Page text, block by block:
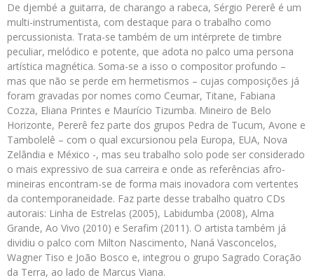
De djembé a guitarra, de charango a rabeca, Sérgio Pererê é um
multi-instrumentista, com destaque para o trabalho como
percussionista. Trata-se também de um intérprete de timbre
peculiar, melódico e potente, que adota no palco uma persona
artística magnética. Soma-se a isso o compositor profundo –
mas que não se perde em hermetismos – cujas composições já
foram gravadas por nomes como Ceumar, Titane, Fabiana
Cozza, Eliana Printes e Maurício Tizumba. Mineiro de Belo
Horizonte, Pererê fez parte dos grupos Pedra de Tucum, Avone e
Tambolelê – com o qual excursionou pela Europa, EUA, Nova
Zelândia e México -, mas seu trabalho solo pode ser considerado
o mais expressivo de sua carreira e onde as referências afro-
mineiras encontram-se de forma mais inovadora com vertentes
da contemporaneidade. Faz parte desse trabalho quatro CDs
autorais: Linha de Estrelas (2005), Labidumba (2008), Alma
Grande, Ao Vivo (2010) e Serafim (2011). O artista também já
dividiu o palco com Milton Nascimento, Naná Vasconcelos,
Wagner Tiso e João Bosco e, integrou o grupo Sagrado Coração
da Terra, ao lado de Marcus Viana.